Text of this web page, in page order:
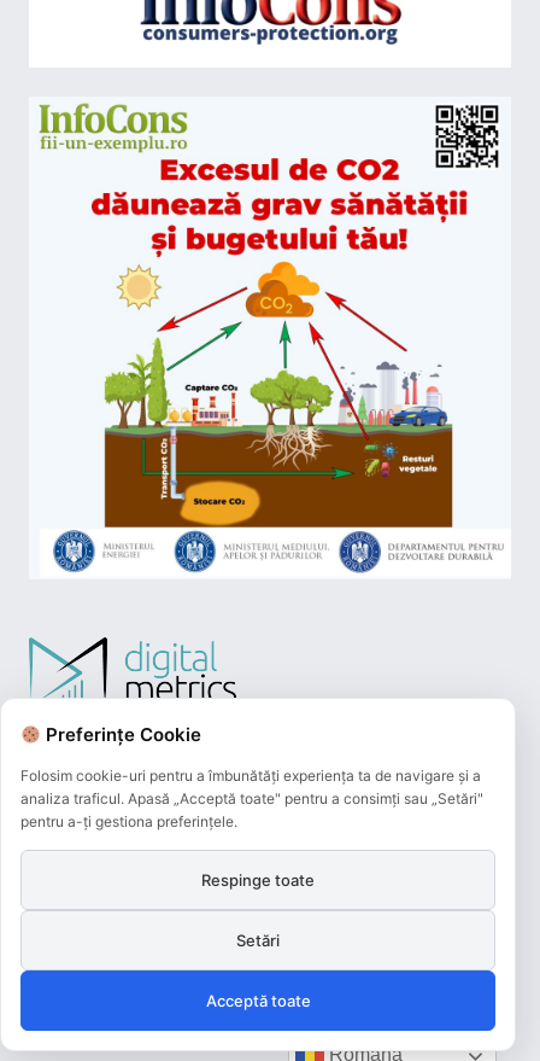
Plățile online efectuate pe acest site
sunt procesate de către Netopia Payments
și beneficiază de 3D-Secure.
Română
Preferințe Cookie
Folosim cookie-uri pentru a îmbunătăți experiența ta de navigare și a
analiza traficul. Apasă „Acceptă toate" pentru a consimți sau „Setări"
pentru a-ți gestiona preferințele.
Respinge toate
Setări
Acceptă toate